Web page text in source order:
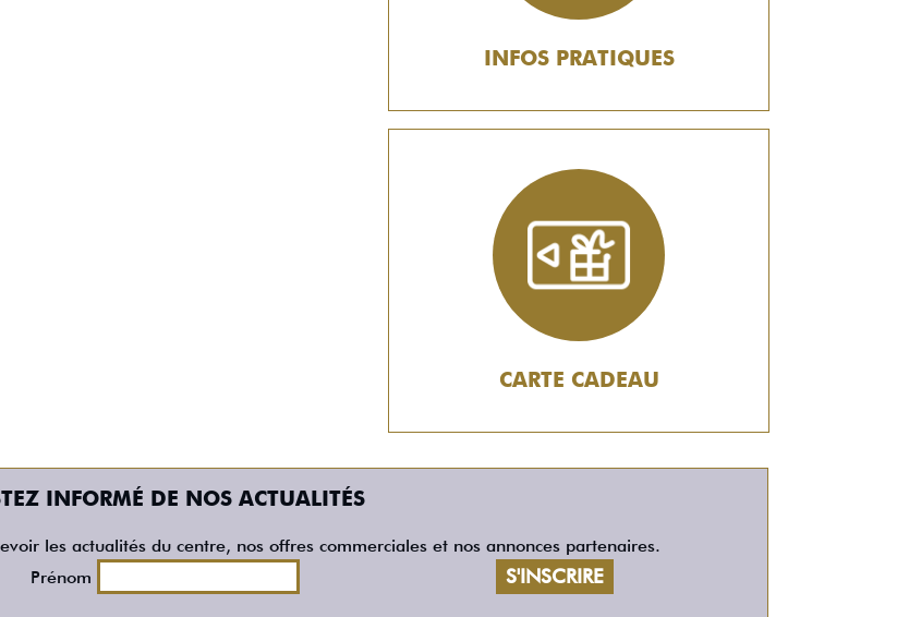
INFOS PRATIQUES
CARTE CADEAU
INFORMÉ DE NOS ACTUALITÉS
les actualités du centre, nos offres commerciales et nos annonces partenaires.
Prénom